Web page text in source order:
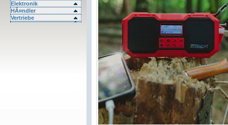
Elektronik
HÃ¤ndler
Vertriebe